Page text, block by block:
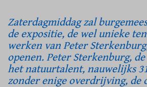
Zaterdagmiddag zal
de expositie, de wel unieke
werken van Peter
openen. Peter Sterkenburg,
het natuurtalent, nauwelijks
zonder enige overdrijving, de